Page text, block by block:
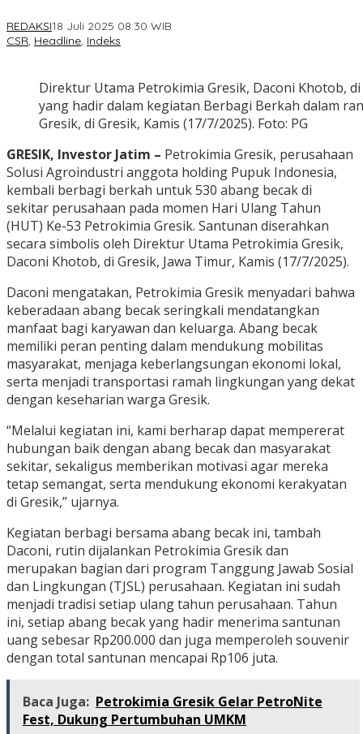
REDAKSI18 Juli 2025 08:30 WIB
CSR, Headline, Indeks
Direktur Utama Petrokimia Gresik, Daconi Khotob,
yang hadir dalam kegiatan Berbagi Berkah dalam
Gresik, di Gresik, Kamis (17/7/2025). Foto: PG
GRESIK, Investor Jatim – Petrokimia Gresik, perusahaan
Solusi Agroindustri anggota holding Pupuk Indonesia,
kembali berbagi berkah untuk 530 abang becak di
sekitar perusahaan pada momen Hari Ulang Tahun
(HUT) Ke-53 Petrokimia Gresik. Santunan diserahkan
secara simbolis oleh Direktur Utama Petrokimia Gresik,
Daconi Khotob, di Gresik, Jawa Timur, Kamis (17/7/2025).
Daconi mengatakan, Petrokimia Gresik menyadari bahwa
keberadaan abang becak seringkali mendatangkan
manfaat bagi karyawan dan keluarga. Abang becak
memiliki peran penting dalam mendukung mobilitas
masyarakat, menjaga keberlangsungan ekonomi lokal,
serta menjadi transportasi ramah lingkungan yang dekat
dengan keseharian warga Gresik.
“Melalui kegiatan ini, kami berharap dapat mempererat
hubungan baik dengan abang becak dan masyarakat
sekitar, sekaligus memberikan motivasi agar mereka
tetap semangat, serta mendukung ekonomi kerakyatan
di Gresik,” ujarnya.
Kegiatan berbagi bersama abang becak ini, tambah
Daconi, rutin dijalankan Petrokimia Gresik dan
merupakan bagian dari program Tanggung Jawab Sosial
dan Lingkungan (TJSL) perusahaan. Kegiatan ini sudah
menjadi tradisi setiap ulang tahun perusahaan. Tahun
ini, setiap abang becak yang hadir menerima santunan
uang sebesar Rp200.000 dan juga memperoleh souvenir
dengan total santunan mencapai Rp106 juta.
Baca Juga: Petrokimia Gresik Gelar PetroNite
Fest, Dukung Pertumbuhan UMKM